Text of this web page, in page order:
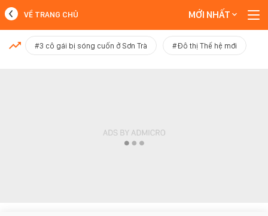
MỚI NHẤT
VỀ TRANG CHỦ MỚI NHẤT
#3 cô gái bị sóng cuốn ở Sơn Trà #Đô thị Thế hệ mới